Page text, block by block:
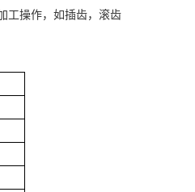
工操作，如插齿，滚齿